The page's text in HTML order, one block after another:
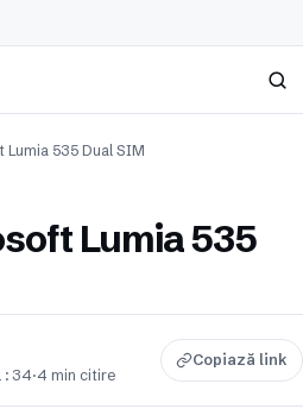
Caută
535 Dual SIM
Lumia 535
·4 min citire
Copiază link